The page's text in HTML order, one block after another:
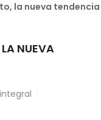
la nueva tendencia
NUEVA